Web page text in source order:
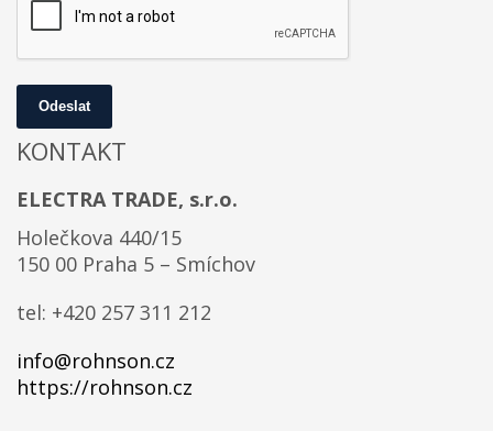
Odeslat
KONTAKT
ELECTRA TRADE, s.r.o.
Holečkova 440/15
150 00 Praha 5 – Smíchov
tel: +420 257 311 212
info@rohnson.cz
https://rohnson.cz